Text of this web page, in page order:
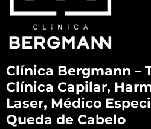
Clínica Bergmann –
Clínica Capilar,
Laser, Médico
Queda de Cabelo